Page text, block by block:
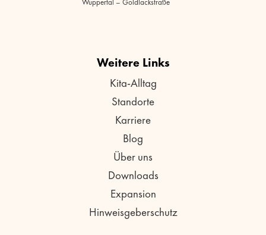
Wuppertal – Goldlackstraße
Weitere Links
Kita-Alltag
Standorte
Karriere
Blog
Über uns
Downloads
Expansion
Hinweisgeberschutz